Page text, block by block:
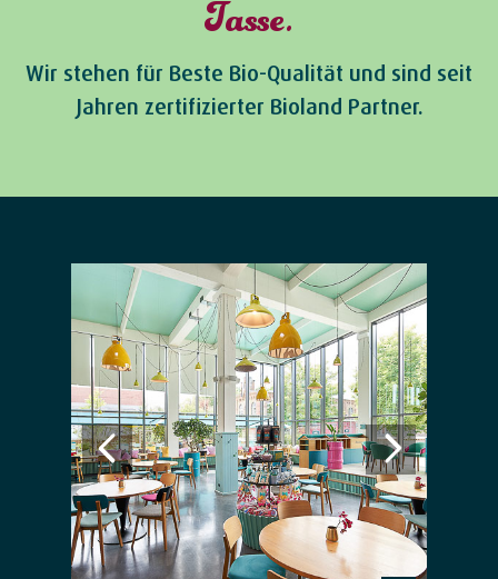
Tasse.
Wir stehen für Beste Bio-Qualität und sind seit
Jahren zertifizierter Bioland Partner.